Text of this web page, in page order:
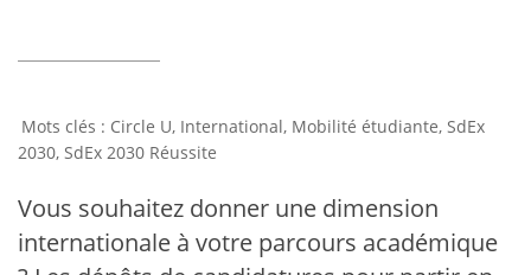
Circle U, International, Mobilité étudiante, SdEx
2030, SdEx 2030 Réussite
Vous souhaitez donner une dimension
internationale à votre parcours académique